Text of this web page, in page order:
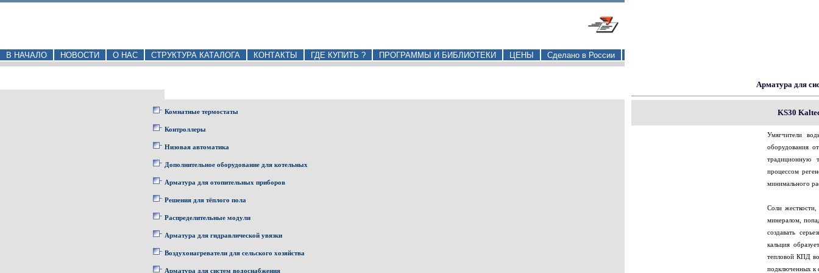
В НАЧАЛО НОВОСТИ О НАС СТРУКТУРА КАТАЛОГА КОНТАКТЫ ГДЕ КУПИТЬ ? ПРОГРАММЫ И БИБЛИОТЕКИ ЦЕНЫ Сделано в России
Комнатные термостаты
Контроллеры
Низовая автоматика
Дополнительное оборудование для котельных
Арматура для отопительных приборов
Решения для тёплого пола
Распределительные модули
Арматура для гидравлической увязки
Воздухонагреватели для сельского хозяйства
Арматура для систем водоснабжения
Арматура для
KS30
Умягчители
оборудования
традиционную
процессом
минимального
Соли
минералом,
создавать
кальция
тепловой КПД
подключенных к